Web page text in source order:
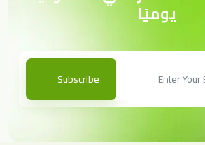
يوميًا
Subscribe